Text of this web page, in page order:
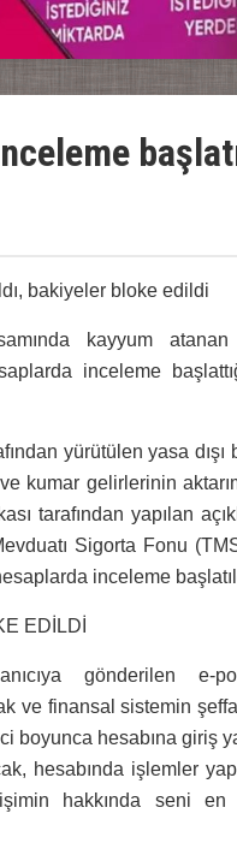
bakiyeler bloke edildi
kayyum
inceleme
yürütülen yasa
kumar gelirlerinin
tarafından yapılan
Sigorta Fonu
inceleme
EDİLDİ
gönderilen e-
ve finansal sistemin
boyunca hesabına giriş
hesabında işlemler
hakkında seni